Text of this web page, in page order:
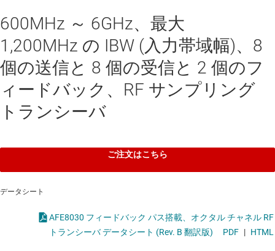
600MHz ～ 6GHz、最大
1,200MHz の IBW (入力帯域幅)、8
個の送信と 8 個の受信と 2 個のフ
ィードバック、RF サンプリング
トランシーバ
ご注文はこちら
データシート
AFE8030 フィードバック パス搭載、オクタル チャネル RF
トランシーバ データシート (Rev. B 翻訳版)
PDF | HTML